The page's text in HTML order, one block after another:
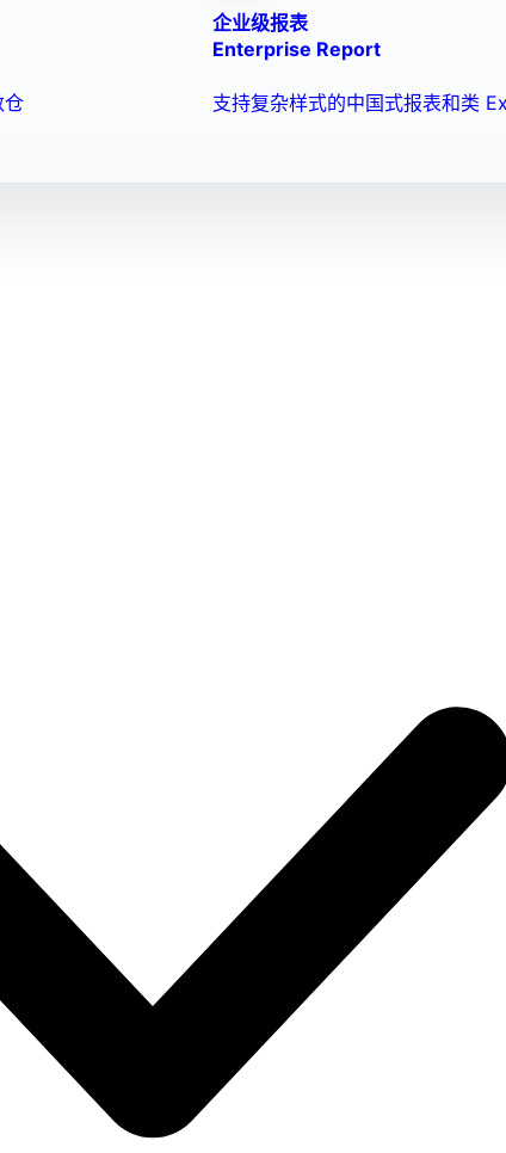
仓
企业级报表
Enterprise Report
支持复杂样式的中国式报表和类